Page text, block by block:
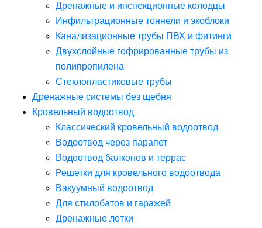
Дренажные и инспекционные колодцы
Инфильтрационные тоннели и экоблоки
Канализационные трубы ПВХ и фитинги
Двухслойные гофрированные трубы из
полипропилена
Стеклопластиковые трубы
Дренажные системы без щебня
Кровельный водоотвод
Классический кровельный водоотвод
Водоотвод через парапет
Водоотвод балконов и террас
Решетки для кровельного водоотвода
Вакуумный водоотвод
Для стилобатов и гаражей
Дренажные лотки